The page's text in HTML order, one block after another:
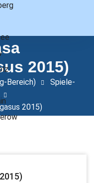
2015)
Bereich)
Spiele-
2015)